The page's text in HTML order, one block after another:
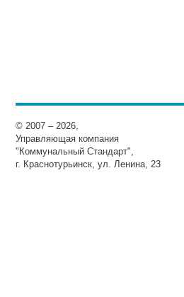
© 2007 – 2026,
Управляющая компания
"Коммунальный Стандарт",
г. Краснотурьинск, ул. Ленина, 23